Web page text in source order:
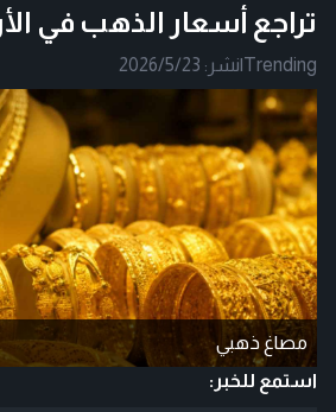
تراجع أسعار الذهب في
Trending
|نشر: 2026/5/23
مصاغ ذهبي
استمع للخبر: